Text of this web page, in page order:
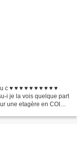
c ♥ ♥ ♥ ♥ ♥ ♥ ♥ ♥ ♥ ♥
i je la vois quelque part
une etagère en COIN